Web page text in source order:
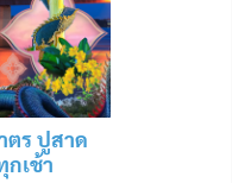
ตร ปูสาด
กเช้า